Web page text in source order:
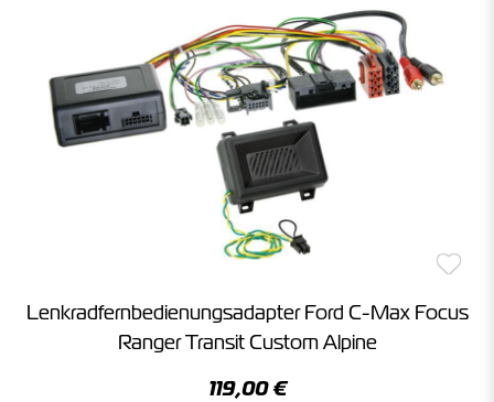
Lenkradfernbedienungsadapter Ford C-Max Focus
Ranger Transit Custom Alpine
119,00 €